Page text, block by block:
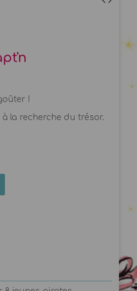
!
la recherche du trésor.